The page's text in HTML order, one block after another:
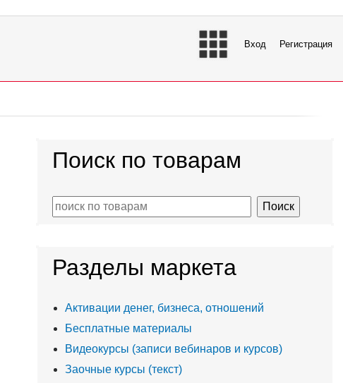
Вход Регистрация
Поиск по товарам
Разделы маркета
Активации денег, бизнеса, отношений
Бесплатные материалы
Видеокурсы (записи вебинаров и курсов)
Заочные курсы (текст)